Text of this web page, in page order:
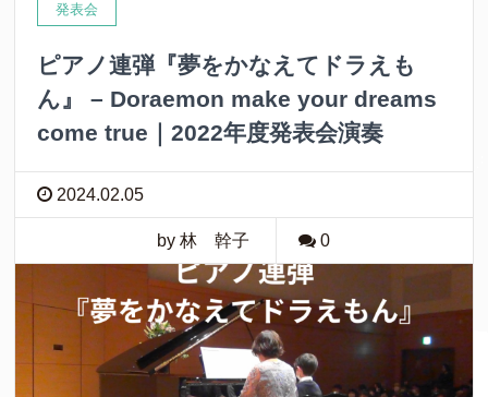
発表会
ピアノ連弾『夢をかなえてドラえも
ん』 – Doraemon make your dreams
come true｜2022年度発表会演奏
2024.02.05
by 林 幹子 0